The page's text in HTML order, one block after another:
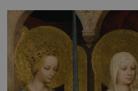
Mikuláše a odváží jeho
Je to zbožná záchrana
promyšlená krádež,